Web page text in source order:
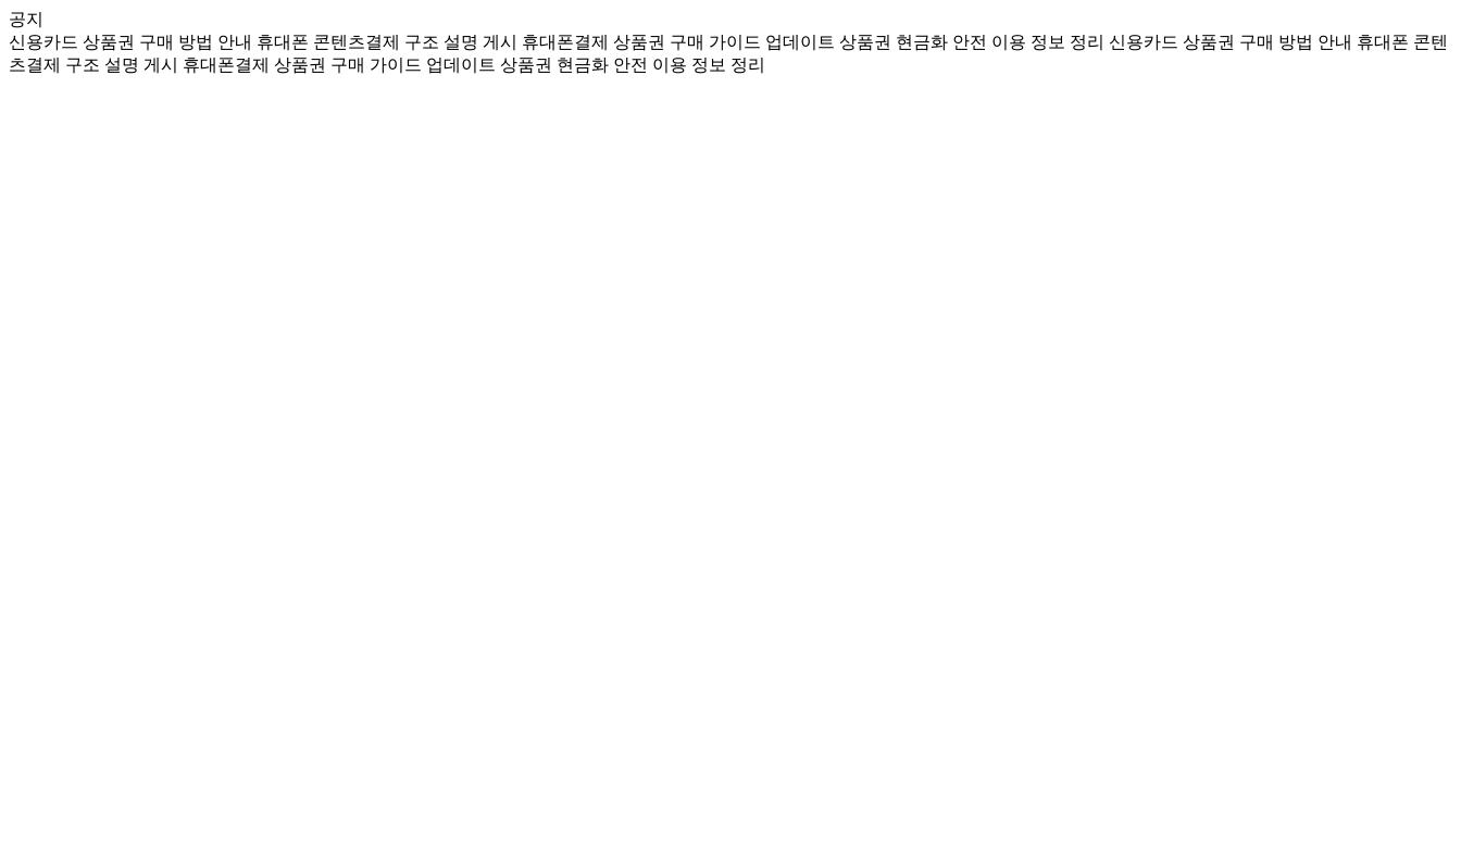
공지
신용카드 상품권 구매 방법 안내 휴대폰 콘텐츠결제 구조 설명 게시 휴대폰결제 상품권 구매 가이드 업데이트 상품권 현금화 안전 이용 정보 정리 신용카드 상품권 구매 방법 안내 휴대폰 콘텐
츠결제 구조 설명 게시
휴대폰결제 상품권 구매 가이드 업데이트 상품권 현금화 안전 이용 정보 정리